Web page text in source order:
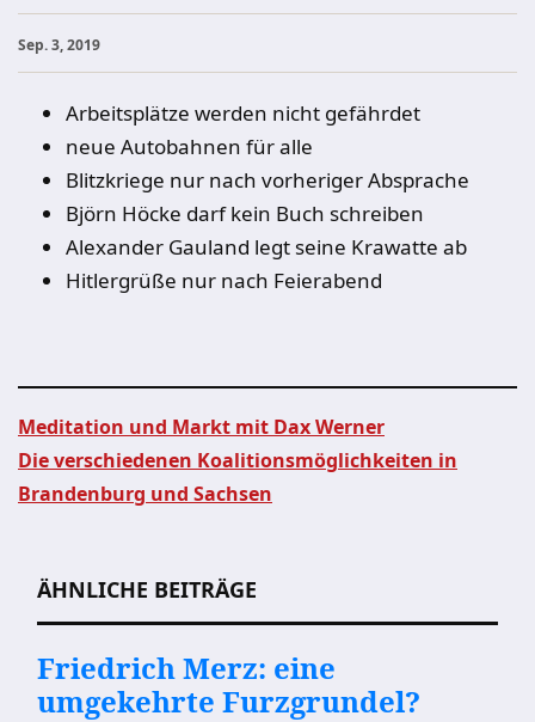
Sep. 3, 2019
Arbeitsplätze werden nicht gefährdet
neue Autobahnen für alle
Blitzkriege nur nach vorheriger Absprache
Björn Höcke darf kein Buch schreiben
Alexander Gauland legt seine Krawatte ab
Hitlergrüße nur nach Feierabend
Beitragsnavigation
Meditation und Markt mit Dax Werner
Die verschiedenen Koalitionsmöglichkeiten in
Brandenburg und Sachsen
ÄHNLICHE BEITRÄGE
Friedrich Merz: eine
umgekehrte Furzgrundel?